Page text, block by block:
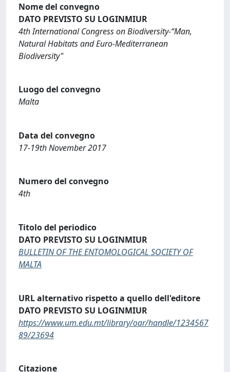
Nome del convegno
DATO PREVISTO SU LOGINMIUR
4th International Congress on Biodiversity-“Man,
Natural Habitats and Euro-Mediterranean
Biodiversity"
Luogo del convegno
Malta
Data del convegno
17-19th November 2017
Numero del convegno
4th
Titolo del periodico
DATO PREVISTO SU LOGINMIUR
BULLETIN OF THE ENTOMOLOGICAL SOCIETY OF
MALTA
URL alternativo rispetto a quello dell'editore
DATO PREVISTO SU LOGINMIUR
https://www.um.edu.mt/library/oar/handle/1234567
89/23694
Citazione